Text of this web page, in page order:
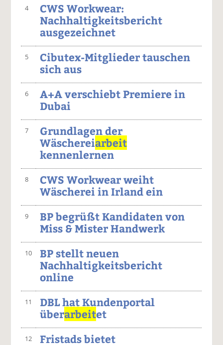
4
CWS Workwear:
Nachhaltigkeitsbericht
ausgezeichnet
5
Cibutex-Mitglieder tauschen
sich aus
6
A+A verschiebt Premiere in
Dubai
7
Grundlagen der
Wäschereiarbeit
kennenlernen
8
CWS Workwear weiht
Wäscherei in Irland ein
9
BP begrüßt Kandidaten von
Miss & Mister Handwerk
10
BP stellt neuen
Nachhaltigkeitsbericht
online
11
DBL hat Kundenportal
überarbeitet
12
Fristads bietet